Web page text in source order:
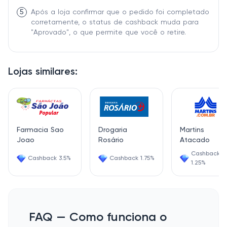
Lojas similares:
Farmacia Sao
Joao
Cashback 3.5%
Drogaria
Rosário
Cashback 1.75%
Martins
Atacado
Cashback
1.25%
5
Após a loja confirmar que o pedido foi completado
corretamente, o status de cashback muda para
"Aprovado", o que permite que você o retire.
FAQ — Como funciona o